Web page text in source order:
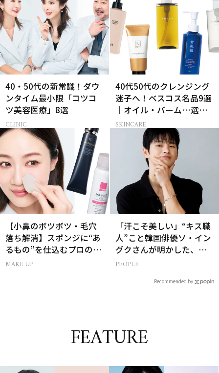
40・50代の新常識！ダウ
ンタイム最小限「コツコ
ツ美容医療」8選
CLINIC
40代50代のクレンジング
迷子へ！ベスコス名品9選
｜オイル・バーム…選び
方の正解は？
SKINCARE
【小鼻のボツボツ・毛穴
落ち解消】スポンジに“あ
るもの”を仕込むプロの超
簡単メイクテク
MAKE UP
「汗こそ美しい」“キス職
人”こと韓国俳優ソ・イン
グクさんが明かした、惹
かれる人の条件とは
PEOPLE
Recommended by
FEATURE